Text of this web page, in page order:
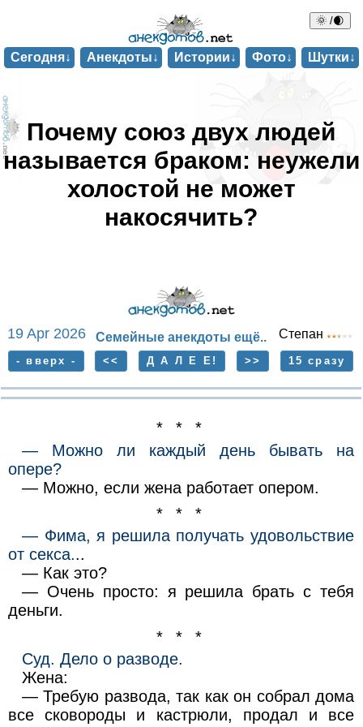
🌞 /🌒
Сегодня↓ Анекдоты↓ Истории↓ Фото↓ Шутки↓
Почему союз двух людей
называется браком: неужели
холостой не может
накосячить?
19 Apr 2026 Семейные анекдоты ещё.. Степан
- вверх - << Д А Л Е Е! >> 15 сразу
* * *
— Можно ли каждый день бывать на
опере?
— Можно, если жена работает опером.
* * *
— Фима, я решила получать удовольствие
от ceкса...
— Как это?
— Очень просто: я решила брать с тебя
деньги.
* * *
Суд. Дело о разводе.
Жена:
— Требую развода, так как он собрал дома
все сковороды и кастрюли, продал и все